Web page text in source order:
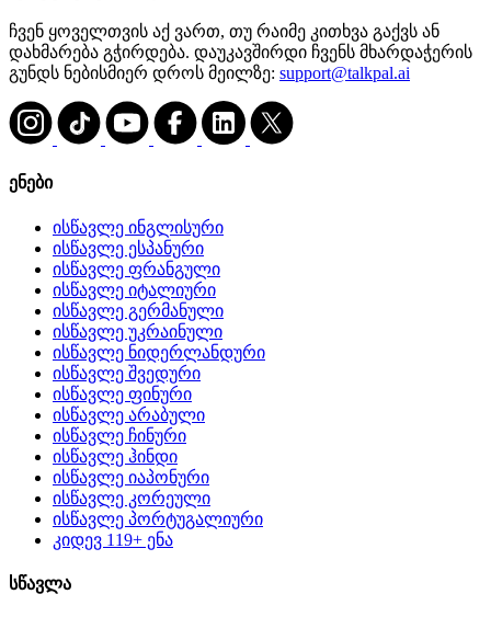
ჩვენ ყოველთვის აქ ვართ, თუ რაიმე კითხვა გაქვს ან
დახმარება გჭირდება. დაუკავშირდი ჩვენს მხარდაჭერის
გუნდს ნებისმიერ დროს მეილზე: support@talkpal.ai
ენები
ისწავლე ინგლისური
ისწავლე ესპანური
ისწავლე ფრანგული
ისწავლე იტალიური
ისწავლე გერმანული
ისწავლე უკრაინული
ისწავლე ნიდერლანდური
ისწავლე შვედური
ისწავლე ფინური
ისწავლე არაბული
ისწავლე ჩინური
ისწავლე ჰინდი
ისწავლე იაპონური
ისწავლე კორეული
ისწავლე პორტუგალიური
კიდევ 119+ ენა
სწავლა